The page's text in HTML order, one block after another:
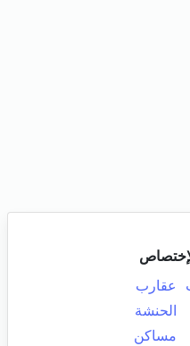
عقارب
الحنشة
مساكن